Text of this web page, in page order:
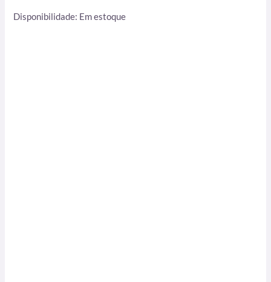
Disponibilidade: Em estoque